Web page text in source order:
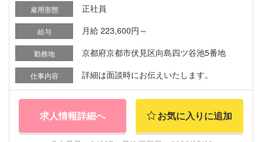
雇用形態 正社員
給与 月給 223,600円～
勤務地 京都府京都市伏見区向島四ツ谷池5番地
仕事内容 詳細は面談時にお伝えいたします。
求人情報詳細へ お気に入りに追加